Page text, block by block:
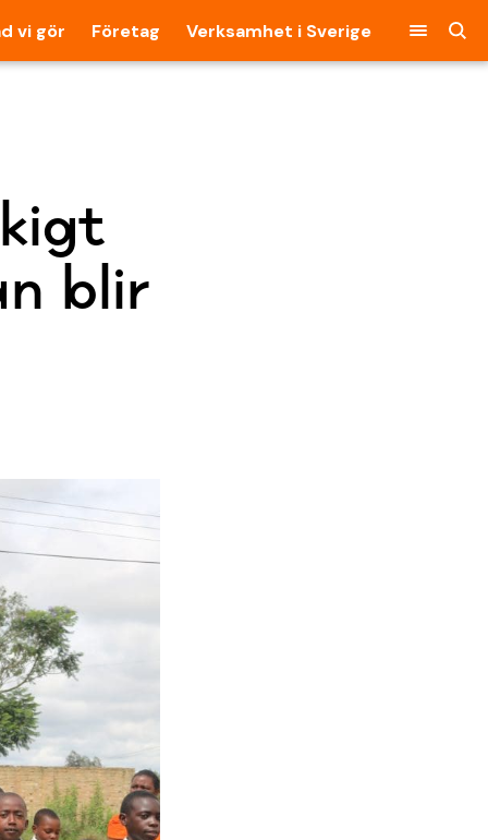
vi gör Företag Verksamhet i Sverige
blir